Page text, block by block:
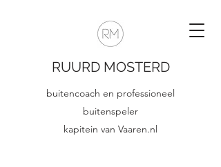
RUURD MOSTERD
buitencoach en professioneel
buitenspeler
kapitein van Vaaren.nl